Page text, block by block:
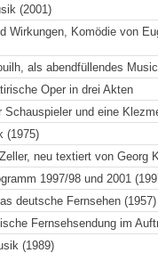
(2001)
Wirkungen, Komödie von
als abendfüllendes
Oper in drei Akten
und eine
(1975)
neu textiert von Georg
1997/98 und 2001
deutsche Fernsehen (1957)
Fernsehsendung im
(1989)